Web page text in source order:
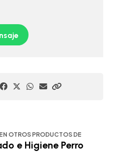
OTROS PRODUCTOS DE
e Higiene Perro